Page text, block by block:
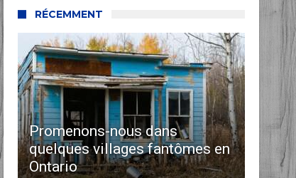
RÉCEMMENT
Promenons-nous dans
quelques villages fantômes en
Ontario